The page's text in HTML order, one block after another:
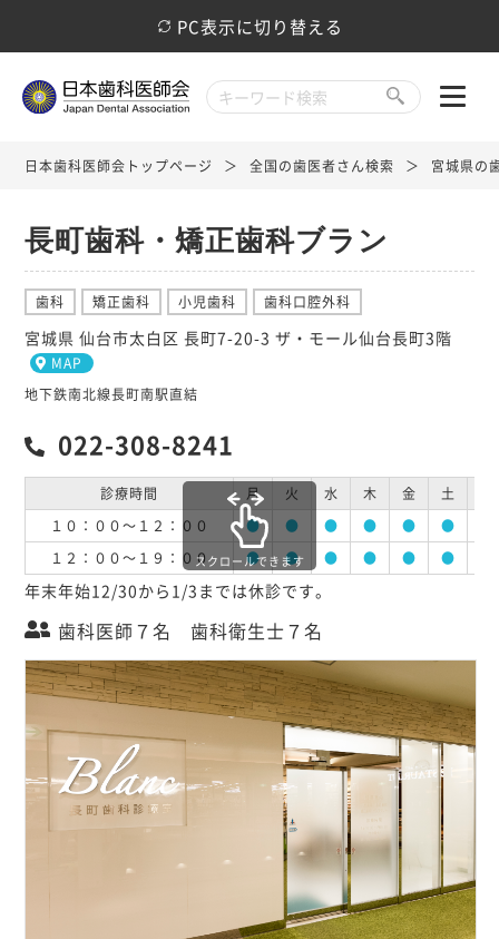
PC表示に切り替える
日本歯科医師会トップページ 全国の歯医者さん検索 宮城県の
長町歯科・矯正歯科ブラン
歯科 矯正歯科 小児歯科 歯科口腔外科
宮城県 仙台市太白区 長町7-20-3 ザ・モール仙台長町3階
MAP
地下鉄南北線長町南駅直結
022-308-8241
診療時間 月 火 水 木 金 土
１０：００～１２：００
● ● ● ● ● ●
１２：００～１９：００
● ● ● ● ● ●
スクロールできます
年末年始12/30から1/3までは休診です。
歯科医師７名 歯科衛生士７名